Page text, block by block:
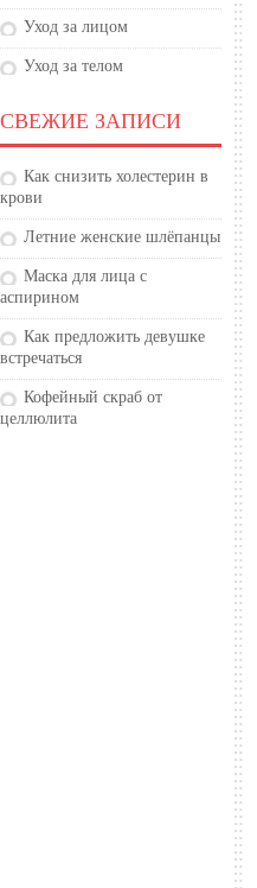
Уход за лицом
Уход за телом
СВЕЖИЕ ЗАПИСИ
Как снизить холестерин в
крови
Летние женские шлёпанцы
Маска для лица с
аспирином
Как предложить девушке
встречаться
Кофейный скраб от
целлюлита